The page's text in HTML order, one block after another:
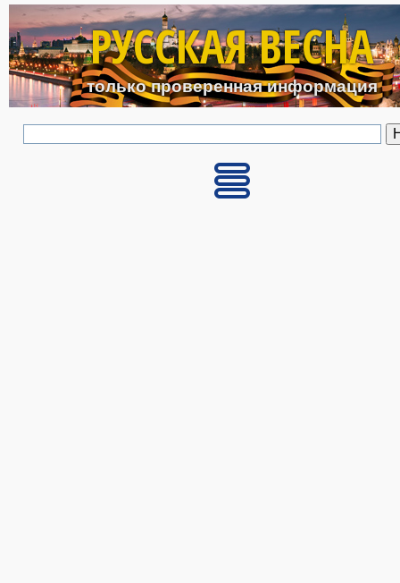
Перейти к основному
РУССКАЯ ВЕСНА
только проверенная информация